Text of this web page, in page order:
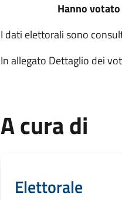
Hanno
I dati elettorali sono
In allegato Dettaglio dei
A cura di
Elettorale